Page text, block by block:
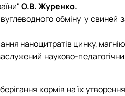
О.В. Журенко.
обміну у свиней
наноцитратів цинку, магнію
науково-
кормів на їх